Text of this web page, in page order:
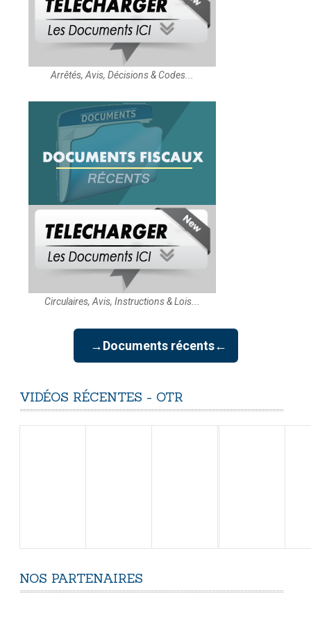
Arrêtés, Avis, Décisions & Codes...
Circulaires, Avis, Instructions & Lois...
→Documents récents←
VIDÉOS RÉCENTES - OTR
NOS PARTENAIRES